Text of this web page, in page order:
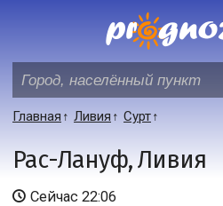
Главная Ливия Сурт
Рас-Лануф, Ливия
Сейчас 22:06